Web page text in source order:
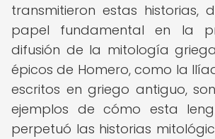
transmitieron estas historias,
papel fundamental en la
difusión de la mitología
épicos de Homero, como la
escritos en griego antiguo,
ejemplos de cómo esta
perpetuó las historias